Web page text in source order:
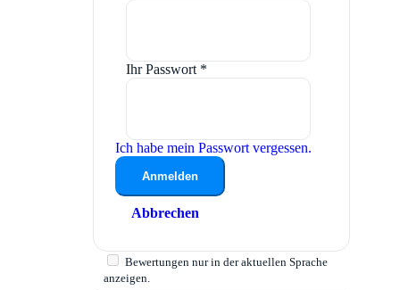
Ihr Passwort *
Ich habe mein Passwort vergessen.
Anmelden
Abbrechen
Bewertungen nur in der aktuellen Sprache
anzeigen.